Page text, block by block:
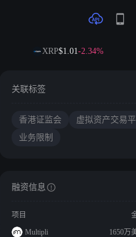
XRP$1.01-2.34%
关联标签
香港证监会
虚拟资产交易
业务限制
融资信息
项目
Multipli
1650万